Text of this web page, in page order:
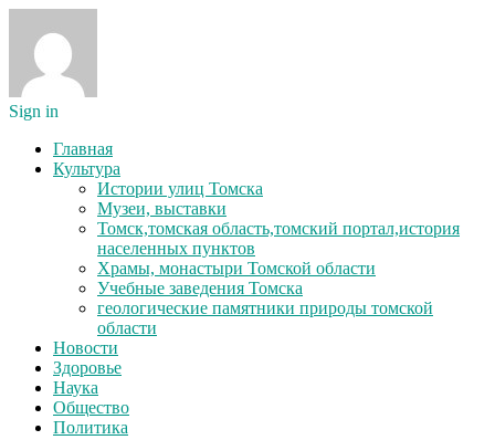
Sign in
Главная
Культура
Истории улиц Томска
Музеи, выставки
Томск,томская область,томский портал,история
населенных пунктов
Храмы, монастыри Томской области
Учебные заведения Томска
геологические памятники природы томской
области
Новости
Здоровье
Наука
Общество
Политика